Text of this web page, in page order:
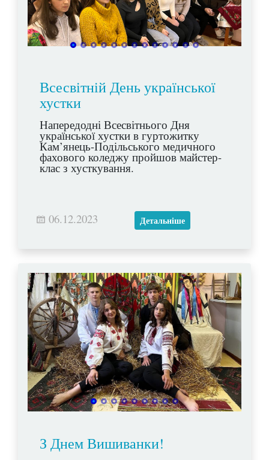
Всесвітній День української
хустки
Напередодні Всесвітнього Дня
української хустки в гуртожитку
Кам’янець-Подільського медичного
фахового коледжу пройшов майстер-
клас з хусткування.
06.12.2023 Детальніше
З Днем Вишиванки!